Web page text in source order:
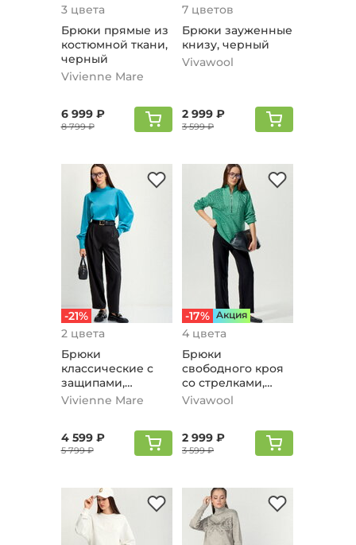
3 цвета
Брюки прямые из
костюмной ткани,
черный
Vivienne Mare
6 999 ₽
8 799 ₽
7 цветов
Брюки зауженные
книзу, черный
Vivawool
2 999 ₽
3 599 ₽
-21%
2 цвета
Брюки
классические с
защипами,
черный
Vivienne Mare
4 599 ₽
5 799 ₽
-17% Aкция
4 цвета
Брюки
свободного кроя
со стрелками,
черный
Vivawool
2 999 ₽
3 599 ₽